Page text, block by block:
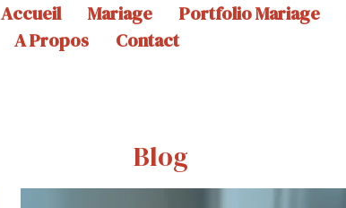
Accueil Mariage Portfolio Mariage
A Propos
Contact
Blog